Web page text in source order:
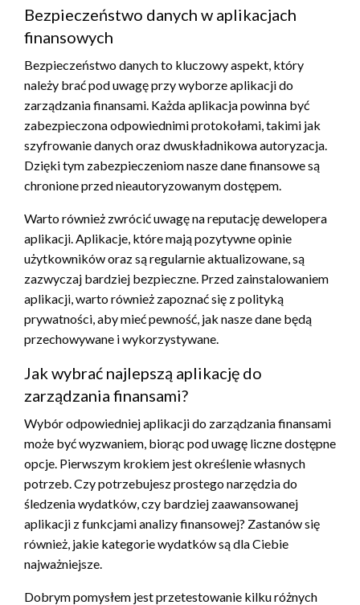
Bezpieczeństwo danych w aplikacjach
finansowych
Bezpieczeństwo danych to kluczowy aspekt, który
należy brać pod uwagę przy wyborze aplikacji do
zarządzania finansami. Każda aplikacja powinna być
zabezpieczona odpowiednimi protokołami, takimi jak
szyfrowanie danych oraz dwuskładnikowa autoryzacja.
Dzięki tym zabezpieczeniom nasze dane finansowe są
chronione przed nieautoryzowanym dostępem.
Warto również zwrócić uwagę na reputację dewelopera
aplikacji. Aplikacje, które mają pozytywne opinie
użytkowników oraz są regularnie aktualizowane, są
zazwyczaj bardziej bezpieczne. Przed zainstalowaniem
aplikacji, warto również zapoznać się z polityką
prywatności, aby mieć pewność, jak nasze dane będą
przechowywane i wykorzystywane.
Jak wybrać najlepszą aplikację do
zarządzania finansami?
Wybór odpowiedniej aplikacji do zarządzania finansami
może być wyzwaniem, biorąc pod uwagę liczne dostępne
opcje. Pierwszym krokiem jest określenie własnych
potrzeb. Czy potrzebujesz prostego narzędzia do
śledzenia wydatków, czy bardziej zaawansowanej
aplikacji z funkcjami analizy finansowej? Zastanów się
również, jakie kategorie wydatków są dla Ciebie
najważniejsze.
Dobrym pomysłem jest przetestowanie kilku różnych